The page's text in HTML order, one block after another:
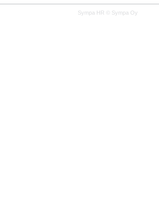
Sympa HR © Sympa Oy